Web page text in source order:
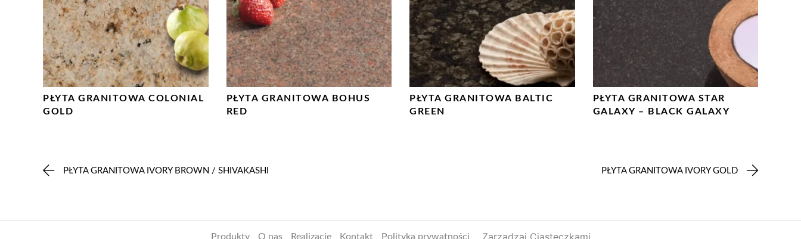
PŁYTA GRANITOWA COLONIAL
GOLD
PŁYTA GRANITOWA BOHUS
RED
PŁYTA GRANITOWA BALTIC
GREEN
PŁYTA GRANITOWA STAR
GALAXY – BLACK GALAXY
PŁYTA GRANITOWA IVORY BROWN / SHIVAKASHI PŁYTA GRANITOWA IVORY GOLD
Produkty O nas Realizacje Kontakt Polityka prywatności